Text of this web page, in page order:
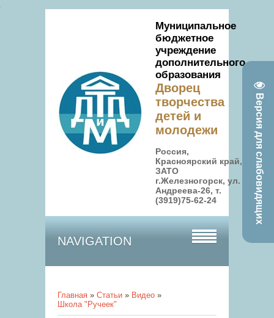
Версия для слабовидящих
Муниципальное
бюджетное
учреждение
дополнительного
образования
Дворец
творчества
детей и
молодежи
Россия,
Красноярский край,
ЗАТО
г.Железногорск, ул.
Андреева-26, т.
(3919)75-62-24
NAVIGATION
Главная » Статьи » Видео »
Школа "Ручеек"